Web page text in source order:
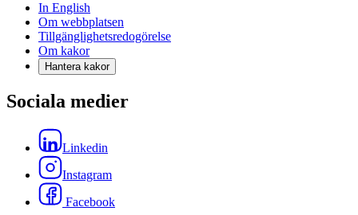
In English
Om webbplatsen
Tillgänglighetsredogörelse
Om kakor
Hantera kakor
Sociala medier
Linkedin
Instagram
Facebook